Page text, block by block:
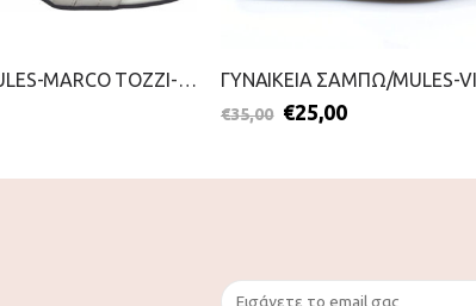
ΓΥΝΑΙΚΕΙΑ MULES-MARCO TOZZI-2299-0088-ΛΕΥΚΟ
€35,00 €25,00